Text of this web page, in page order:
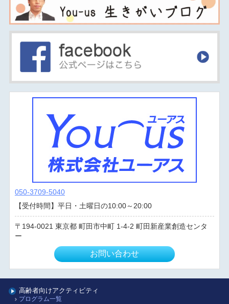
050-3709-5040
【受付時間】平日・土曜日の10:00～20:00
194-0021 東京都 町田市中町 1-4-2 町田新産業創造センタ
ー
お問い合わせ
高齢者向けアクティビティ
プログラム一覧